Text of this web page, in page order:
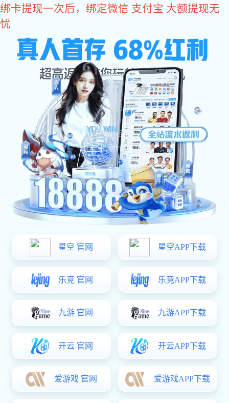
耀世娱乐
门窗配件
平开门双向天地插销 推拉门窗D型锁拉手
新款重型提升推拉门把手BS-T07 西班牙多点锁平开执手D25